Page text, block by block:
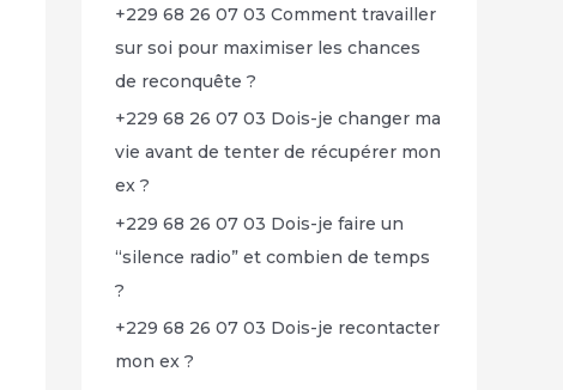
+229 68 26 07 03 Comment travailler
sur soi pour maximiser les chances
de reconquête ?
+229 68 26 07 03 Dois-je changer ma
vie avant de tenter de récupérer mon
ex ?
+229 68 26 07 03 Dois-je faire un
“silence radio” et combien de temps
?
+229 68 26 07 03 Dois-je recontacter
mon ex ?